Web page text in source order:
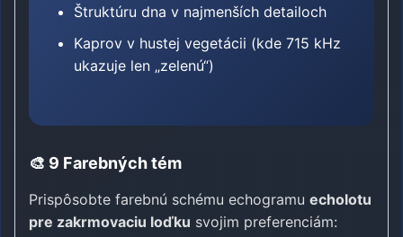
Štruktúru dna v najmenších detailoch
Kaprov v hustej vegetácii (kde 715 kHz
ukazuje len „zelenú“)
🎨 9 Farebných tém
Prispôsobte farebnú schému echogramu echolotu
pre zakrmovaciu loďku svojim preferenciám: